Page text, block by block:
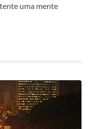
uma mente